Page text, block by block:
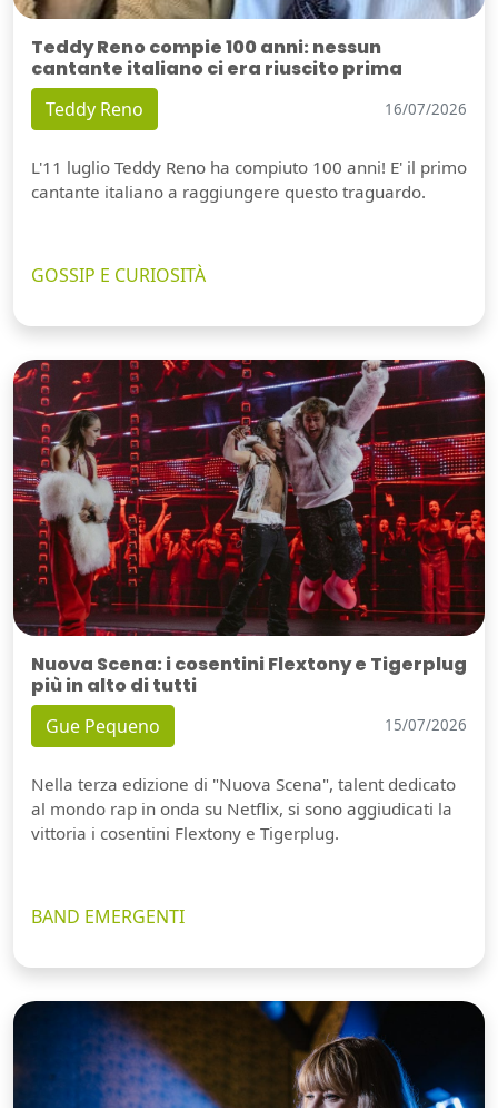
Teddy Reno compie 100 anni: nessun
cantante italiano ci era riuscito prima
Teddy Reno 16/07/2026
L'11 luglio Teddy Reno ha compiuto 100 anni! E' il primo
cantante italiano a raggiungere questo traguardo.
GOSSIP E CURIOSITÀ
Nuova Scena: i cosentini Flextony e Tigerplug
più in alto di tutti
Gue Pequeno 15/07/2026
Nella terza edizione di "Nuova Scena", talent dedicato
al mondo rap in onda su Netflix, si sono aggiudicati la
vittoria i cosentini Flextony e Tigerplug.
BAND EMERGENTI